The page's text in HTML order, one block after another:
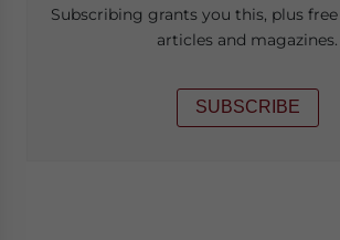
Subscribing grants you this, plus
articles and magazines.
SUBSCRIBE